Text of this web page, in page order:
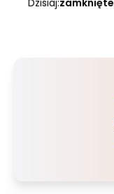
Dzisiaj:zamknięte